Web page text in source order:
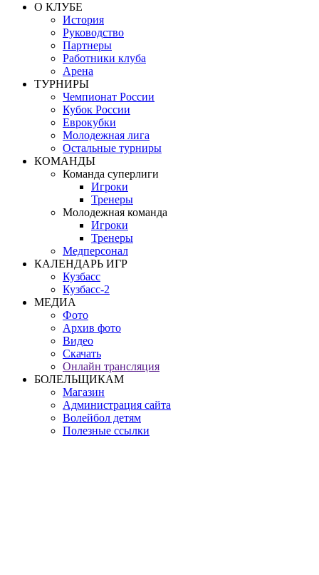
О КЛУБЕ
История
Руководство
Партнеры
Работники клуба
Арена
ТУРНИРЫ
Чемпионат России
Кубок России
Еврокубки
Молодежная лига
Остальные турниры
КОМАНДЫ
Команда суперлиги
Игроки
Тренеры
Молодежная команда
Игроки
Тренеры
Медперсонал
КАЛЕНДАРЬ ИГР
Кузбасс
Кузбасс-2
МЕДИА
Фото
Архив фото
Видео
Скачать
Онлайн трансляция
БОЛЕЛЬЩИКАМ
Магазин
Администрация сайта
Волейбол детям
Полезные ссылки